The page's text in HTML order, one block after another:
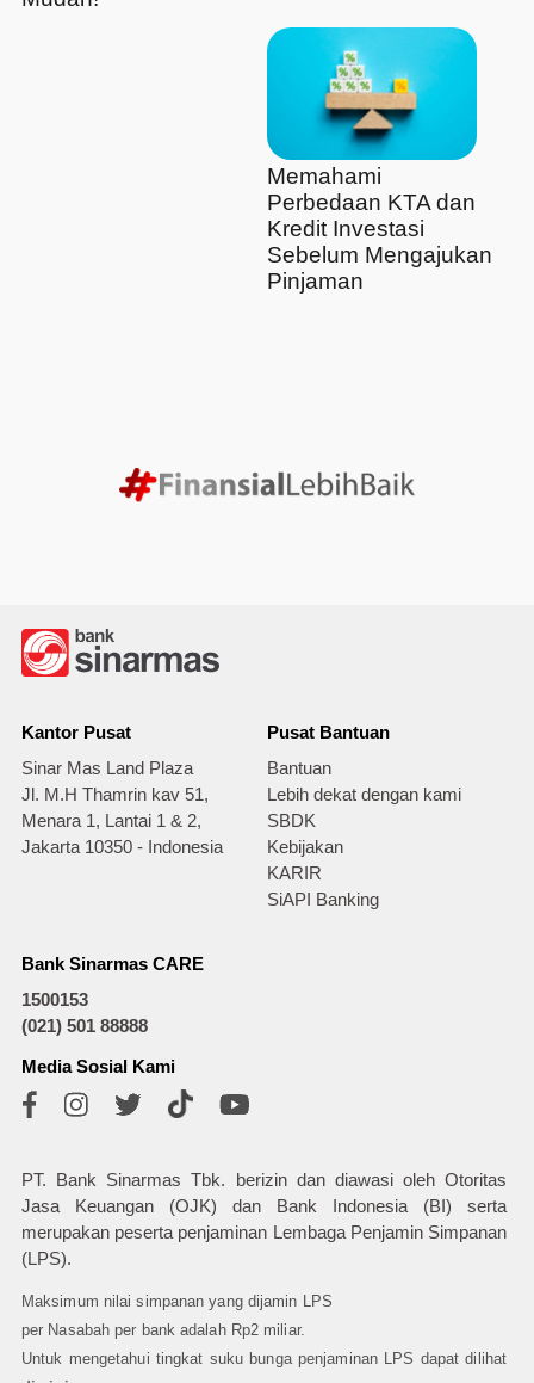
Memahami
Perbedaan KTA dan
Kredit Investasi
Sebelum Mengajukan
Pinjaman
Kantor Pusat
Sinar Mas Land Plaza
Jl. M.H Thamrin kav 51,
Menara 1, Lantai 1 & 2,
Jakarta 10350 - Indonesia
Pusat Bantuan
Bantuan
Lebih dekat dengan kami
SBDK
Kebijakan
KARIR
SiAPI Banking
Bank Sinarmas CARE
1500153
(021) 501 88888
Media Sosial Kami
PT. Bank Sinarmas Tbk. berizin dan diawasi oleh Otoritas
Jasa Keuangan (OJK) dan Bank Indonesia (BI) serta
merupakan peserta penjaminan Lembaga Penjamin Simpanan
(LPS).
Maksimum nilai simpanan yang dijamin LPS
per Nasabah per bank adalah Rp2 miliar.
Untuk mengetahui tingkat suku bunga penjaminan LPS dapat dilihat